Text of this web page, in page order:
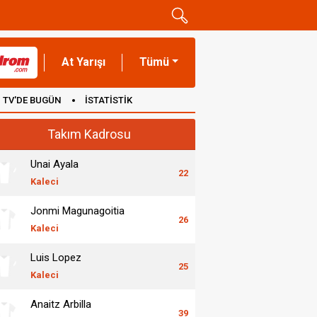
At Yarışı Tümü
TV'DE BUGÜN İSTATİSTİK
Takım Kadrosu
Unai Ayala
Kaleci
22
Jonmi Magunagoitia
Kaleci
26
Luis Lopez
Kaleci
25
Anaitz Arbilla
39